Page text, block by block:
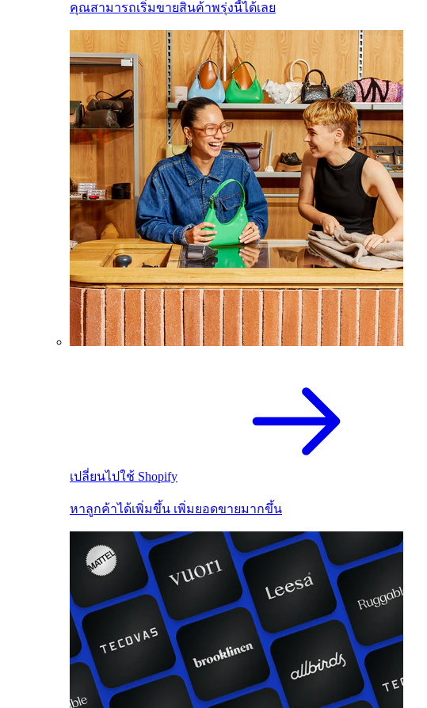
คุณสามารถเริ่มขายสินค้าพรุ่งนี้ได้เลย
เปลี่ยนไปใช้ Shopify
หาลูกค้าได้เพิ่มขึ้น เพิ่มยอดขายมากขึ้น